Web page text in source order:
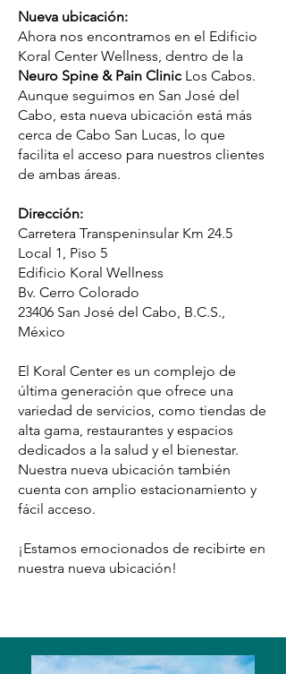
Nueva ubicación:
Ahora nos encontramos en el Edificio
Koral Center Wellness, dentro de la
Neuro Spine & Pain Clinic Los Cabos.
Aunque seguimos en San José del
Cabo, esta nueva ubicación está más
cerca de Cabo San Lucas, lo que
facilita el acceso para nuestros clientes
de ambas áreas.
Dirección:
Carretera Transpeninsular Km 24.5
Local 1, Piso 5
Edificio Koral Wellness
Bv. Cerro Colorado
23406 San José del Cabo, B.C.S.,
México
El Koral Center es un complejo de
última generación que ofrece una
variedad de servicios, como tiendas de
alta gama, restaurantes y espacios
dedicados a la salud y el bienestar.
Nuestra nueva ubicación también
cuenta con amplio estacionamiento y
fácil acceso.
¡Estamos emocionados de recibirte en
nuestra nueva ubicación!